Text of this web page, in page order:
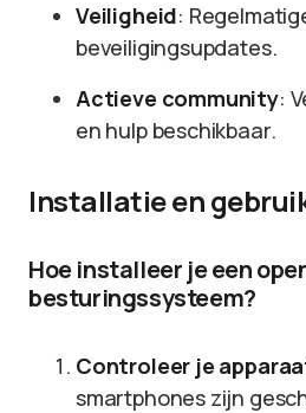
Veiligheid:
beveiligingsupdates.
Actieve community:
en hulp beschikbaar.
Installatie en
Hoe installeer je een
besturingssysteem?
Controleer je
smartphones zijn